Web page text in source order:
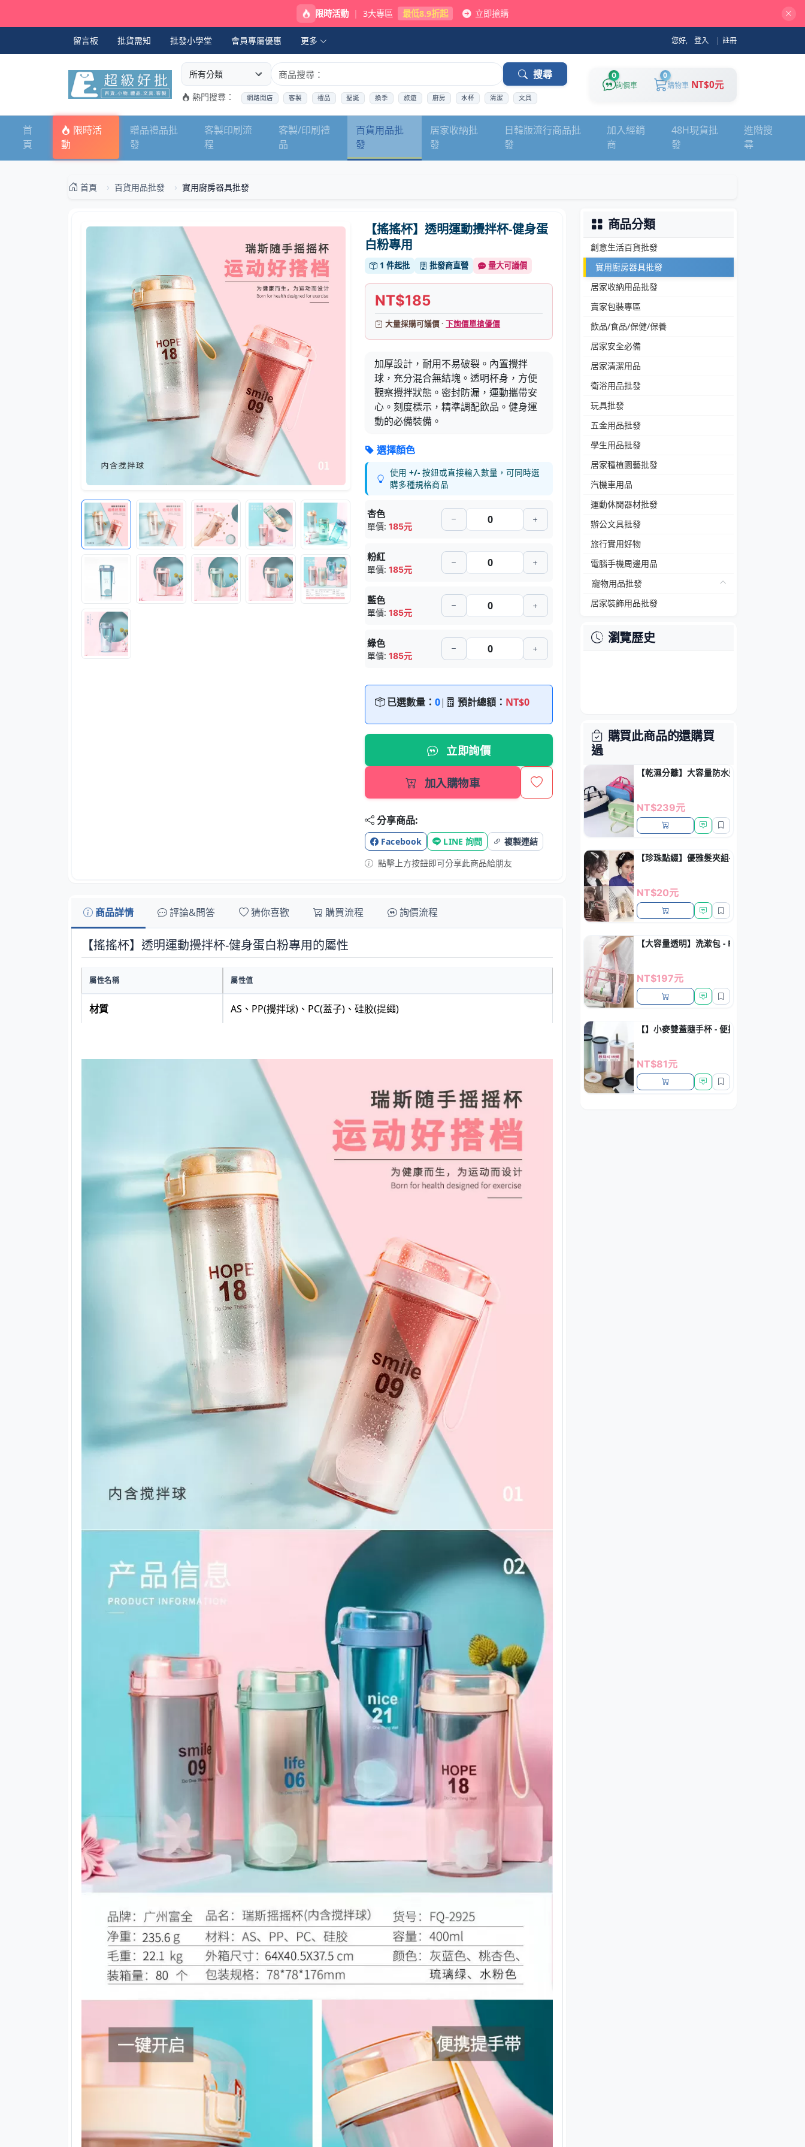
限時活動 | 3大專區 最低8.9折起 立即搶購
留言板 批貨需知 批發小學堂 會員專屬優惠 更多 您好, 登入 | 註冊
選擇商品分類
搜尋商品關鍵字 搜尋
熱門搜尋： 網路開店 客製 禮品 聖誕 換季 旅遊 廚房 水杯 清潔 文具
0
詢價車
0
購物車 NT$0元
首
頁
限時活
動
贈品禮品批
發
客製印刷流
程
客製/印刷禮
品
百貨用品批
發
居家收納批
發
日韓版流行商品批
發
加入經銷
商
48H現貨批
發
進階搜
尋
首頁 百貨用品批發 實用廚房器具批發
【搖搖杯】透明運動攪拌杯-健身蛋
白粉專用
1 件起批 批發商直營 量大可議價
NT$185
大量採購可議價 ·下詢價單搶優價
加厚設計，耐用不易破裂。內置攪拌
球，充分混合無結塊。透明杯身，方便
觀察攪拌狀態。密封防漏，運動攜帶安
心。刻度標示，精準調配飲品。健身運
動的必備裝備。
選擇顏色
使用+/- 按鈕或直接輸入數量，可同時選
購多種規格商品
杏色
單價:185元
粉紅
單價:185元
藍色
單價:185元
綠色
單價:185元
已選數量：0| 預計總額： NT$0
立即詢價
加入購物車
分享商品:
Facebook LINE 詢問
複製連結
點擊上方按鈕即可分享此商品給朋友
商品詳情 評論&問答 猜你喜歡 購買流程 詢價流程
【搖搖杯】透明運動攪拌杯-健身蛋白粉專用的屬性
屬性名稱 屬性值
材質 AS、PP(攪拌球)、PC(蓋子)、硅胶(提繩)
商品分類
創意生活百貨批發
實用廚房器具批發
居家收納用品批發
賣家包裝專區
飲品/食品/保健/保養
居家安全必備
居家清潔用品
衛浴用品批發
玩具批發
五金用品批發
學生用品批發
居家種植園藝批發
汽機車用品
運動休閒器材批發
辦公文具批發
旅行實用好物
電腦手機周邊用品
寵物用品批發
居家裝飾用品批發
瀏覽歷史
購買此商品的還購買
過
【乾濕分離】大容量防水運動包 - 游泳健身
NT$239元
【珍珠點綴】優雅髮夾組-日常百搭髮飾
NT$20元
【大容量透明】洗漱包 - PVC防水旅行收納
NT$197元
【】小麥雙蓋隨手杯 - 便攜式創意吸管密封
NT$81元